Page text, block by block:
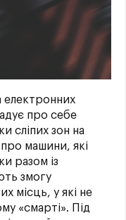
електронних
про себе
сліпих зон на
машини, які
разом із
змогу
місць, у які не
«смарті». Під